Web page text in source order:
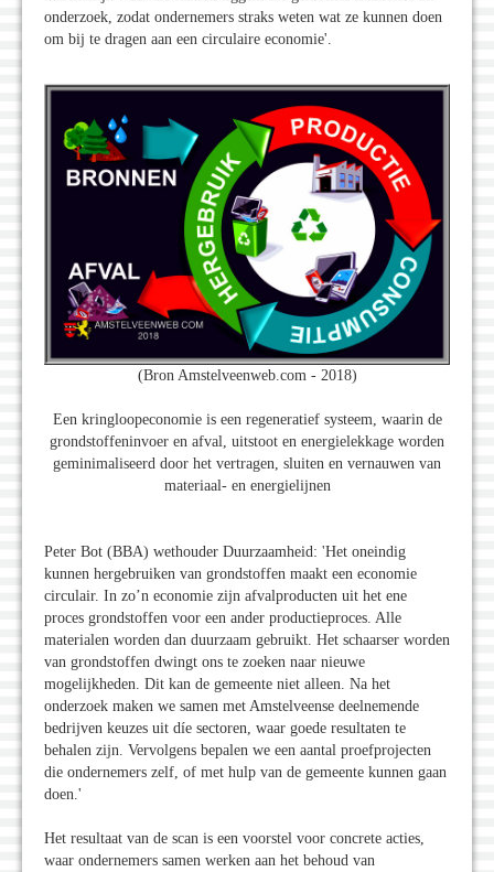
onderzoek, zodat ondernemers straks weten wat ze kunnen doen
om bij te dragen aan een circulaire economie'.
(Bron Amstelveenweb.com - 2018)
Een kringloopeconomie is een regeneratief systeem, waarin de
grondstoffeninvoer en afval, uitstoot en energielekkage worden
geminimaliseerd door het vertragen, sluiten en vernauwen van
materiaal- en energielijnen
Peter Bot (BBA) wethouder Duurzaamheid: 'Het oneindig
kunnen hergebruiken van grondstoffen maakt een economie
circulair. In zo’n economie zijn afvalproducten uit het ene
proces grondstoffen voor een ander productieproces. Alle
materialen worden dan duurzaam gebruikt. Het schaarser worden
van grondstoffen dwingt ons te zoeken naar nieuwe
mogelijkheden. Dit kan de gemeente niet alleen. Na het
onderzoek maken we samen met Amstelveense deelnemende
bedrijven keuzes uit díe sectoren, waar goede resultaten te
behalen zijn. Vervolgens bepalen we een aantal proefprojecten
die ondernemers zelf, of met hulp van de gemeente kunnen gaan
doen.'
Het resultaat van de scan is een voorstel voor concrete acties,
waar ondernemers samen werken aan het behoud van